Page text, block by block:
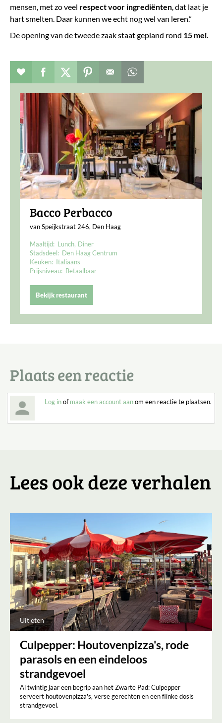
mensen, met zo veel respect voor ingrediënten , dat laat je
hart smelten. Daar kunnen we echt nog wel van leren.”
De opening van de tweede zaak staat gepland rond 15 mei
Verhaal toevoegen aan favorieten
Deel dit op facebook
Deel dit op twitter
Deel dit op pinterest
Bacco Perbacco
van Speijkstraat 246, Den Haag
Maaltijd: Lunch Diner
Stadsdeel: Den Haag Centrum
Keuken: Italiaans
Prijsniveau: Betaalbaar
Bekijk restaurant
Plaats een reactie
Log inofmaak een account aanom een reactie te plaatsen.
Lees ook deze verhalen
Uit eten
Culpepper: Houtovenpizza's, rode
parasols en een eindeloos
strandgevoel
Al twintig jaar een begrip aan het Zwarte Pad: Culpepper
serveert houtovenpizza's, verse gerechten en een flinke dosis
strandgevoel.